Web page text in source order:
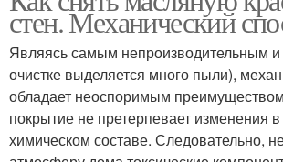
стен. Механический
Являясь самым непроизводительным
очистке выделяется много пыли),
обладает неоспоримым
покрытие не претерпевает изменения
химическом составе. Следовательно,